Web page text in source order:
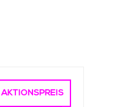
AKTIONSPREIS